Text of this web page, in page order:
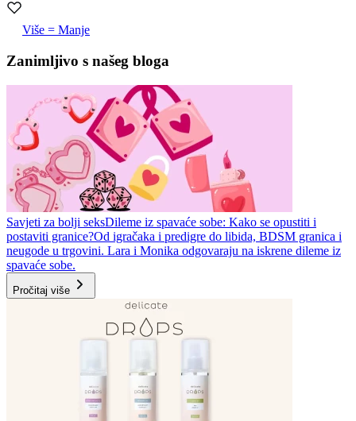
Više = Manje
Zanimljivo s našeg bloga
Savjeti za bolji seksDileme iz spavaće sobe: Kako se opustiti i
postaviti granice?Od igračaka i predigre do libida, BDSM granica i
neugode u trgovini. Lara i Monika odgovaraju na iskrene dileme iz
spavaće sobe.
Pročitaj više